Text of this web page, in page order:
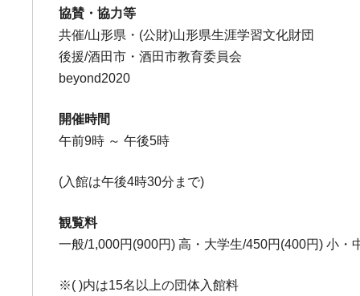
協賛・協力等
共催/山形県・(公財)山形県生涯学習文化財団
後援/酒田市・酒田市教育委員会
beyond2020
開催時間
午前9時 ～ 午後5時
(入館は午後4時30分まで)
観覧料
一般/1,000円(900円) 高・大学生/450円(400円) 小・
※( )内は15名以上の団体入館料